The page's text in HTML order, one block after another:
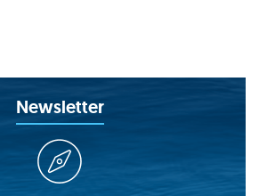
Newsletter